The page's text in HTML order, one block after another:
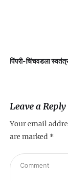
पिंपरी-चिंचवडला
Leave a Reply
Your email
are marked *